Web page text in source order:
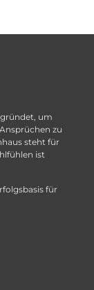
um
zu
steht für
ist
für